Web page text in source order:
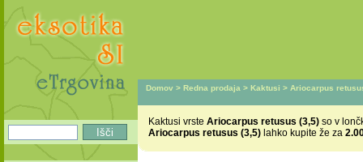
Domov > Redna prodaja > Kaktusi > Ariocarpus
Kaktusi vrste Ariocarpus retusus (3,5) so v
Ariocarpus retusus (3,5) lahko kupite že za